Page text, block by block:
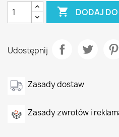
 DODAJ
Udostępnij
Zasady dostaw
Zasady zwrotów i